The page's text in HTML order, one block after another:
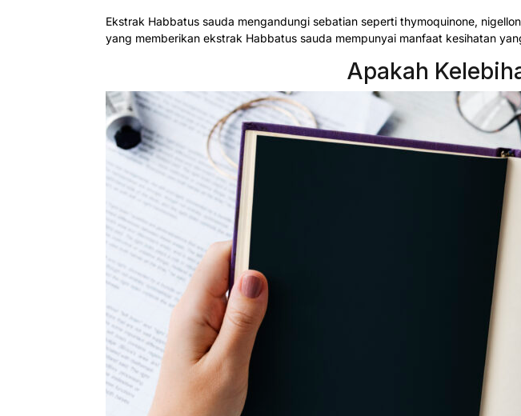
Ekstrak Habbatus sauda mengandungi sebatian seperti thymoquinone,
yang memberikan ekstrak Habbatus sauda mempunyai manfaat kesihatan
Apakah